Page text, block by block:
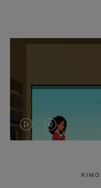
LA LE